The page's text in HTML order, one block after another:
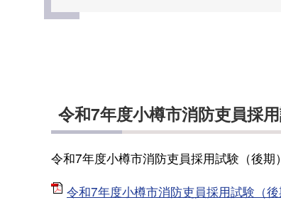
令和7年度小樽市消防吏員採
令和7年度小樽市消防吏員採用試験（後期
令和7年度小樽市消防吏員採用試験（